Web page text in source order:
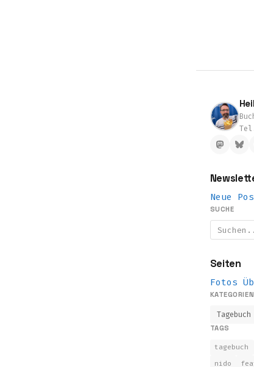
Neue
SUCHE
Seiten
Fotos
KATEGORIEN
Tagebuch
TAGS
tagebuch
nido